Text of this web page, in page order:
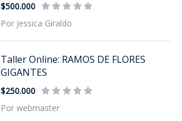
$500.000
Por Jessica Giraldo
Taller Online: RAMOS DE FLORES
GIGANTES
$250.000
Por webmaster